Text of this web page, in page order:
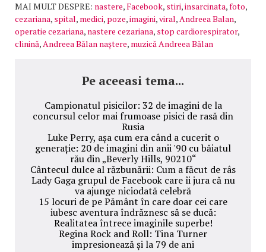
MAI MULT DESPRE: nastere,Facebook, stiri,insarcinata,foto,
cezariana, spital, medici, poze,imagini,viral,Andreea Balan,
operatie cezariana, nastere cezariana, stop cardiorespirator,
clinină,Andreea Bălan naștere, muzică Andreea Bălan
Pe aceeasi tema...
Campionatul pisicilor: 32 de imagini de la
concursul celor mai frumoase pisici de rasă din
Rusia
Luke Perry, așa cum era când a cucerit o
generație: 20 de imagini din anii '90 cu băiatul
rău din „Beverly Hills, 90210“
Cântecul dulce al răzbunării: Cum a făcut de râs
Lady Gaga grupul de Facebook care îi jura că nu
va ajunge niciodată celebră
15 locuri de pe Pământ în care doar cei care
iubesc aventura îndrăznesc să se ducă:
Realitatea întrece imaginile superbe!
Regina Rock and Roll: Tina Turner
impresionează și la 79 de ani